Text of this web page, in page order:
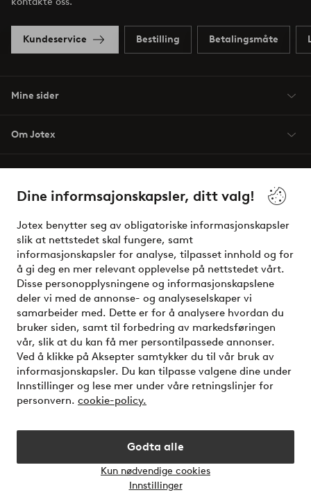
Dine informsajonskapsler, ditt valg!
Jotex benytter seg av obligatoriske informasjonskapsler
slik at nettstedet skal fungere, samt
informasjonskapsler for analyse, tilpasset innhold og for
å gi deg en mer relevant opplevelse på nettstedet vårt.
Disse personopplysningene og informasjonskapslene
deler vi med de annonse- og analyseselskaper vi
samarbeider med. Dette er for å analysere hvordan du
bruker siden, samt til forbedring av markedsføringen
vår, slik at du kan få mer persontilpassede annonser.
Ved å klikke på Aksepter samtykker du til vår bruk av
informasjonskapsler. Du kan tilpasse valgene dine under
Innstillinger og lese mer under våre retningslinjer for
personvern. cookie-policy.
Godta alle
Kun nødvendige cookies
Innstillinger
Kundeservice Bestilling Betalingsmåte
Mine sider
Om Jotex
Venner
Sikre betalinger - Betal direkte eller del opp
Vil du vite mer om våre betalingsalternativer?
elpy